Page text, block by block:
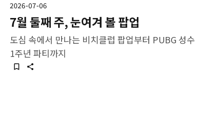
2026-07-06
7월 둘째 주, 눈여겨 볼 팝업
도심 속에서 만나는 비치클럽 팝업부터 PUBG 성수
1주년 파티까지